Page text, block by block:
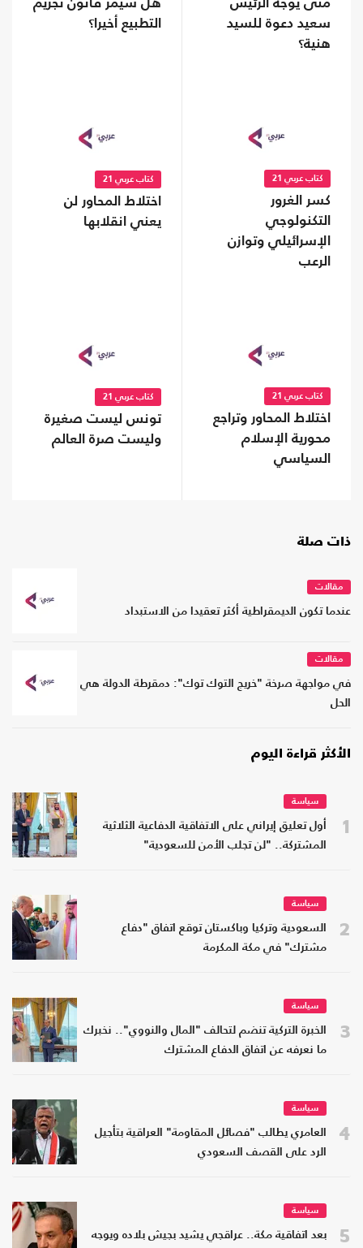
متى يوجه الرئيس
سعيد دعوة للسيد
هنية؟
هل سيمر قانون تجريم
التطبيع أخيرا؟
كتاب عربي 21
كسر الغرور
التكنولوجي
الإسرائيلي وتوازن
الرعب
كتاب عربي 21
اختلاط المحاور لن
يعني انقلابها
كتاب عربي 21
اختلاط المحاور وتراجع
محورية الإسلام
السياسي
كتاب عربي 21
تونس ليست صغيرة
وليست صرة العالم
ذات صلة
مقالات
عندما تكون الديمقراطية أكثر تعقيدا من الاستبداد
مقالات
في مواجهة صرخة "خريج التوك توك": دمقرطة الدولة هي
الحل
الأكثر قراءة اليوم
1
سياسة
أول تعليق إيراني على الاتفاقية الدفاعية الثلاثية
المشتركة.. "لن تجلب الأمن للسعودية"
2
سياسة
السعودية وتركيا وباكستان توقع اتفاق "دفاع
مشترك" في مكة المكرمة
3
سياسة
الخبرة التركية تنضم لتحالف "المال والنووي".. نخبرك
ما نعرفه عن اتفاق الدفاع المشترك
4
سياسة
العامري يطالب "فصائل المقاومة" العراقية بتأجيل
الرد على القصف السعودي
5
سياسة
بعد اتفاقية مكة.. عراقجي يشيد بجيش بلاده ويوجه